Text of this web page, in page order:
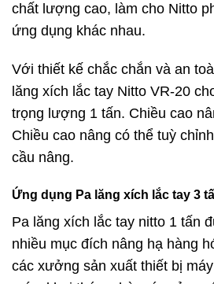
chất lượng cao, làm cho Nitto
ứng dụng khác nhau.
Với thiết kế chắc chắn và an
lăng xích lắc tay Nitto VR-20
trọng lượng 1 tấn. Chiều cao
Chiều cao nâng có thể tuỳ
cầu nâng.
Ứng dụng Pa lăng xích lắc tay 3
Pa lăng xích lắc tay nitto 1 tấn
nhiều mục đích nâng hạ hàng
các xưởng sản xuất thiết bị